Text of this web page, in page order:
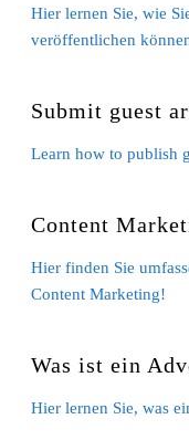
Hier lernen Sie, wie
veröffentlichen
Submit guest
Learn how to publish
Content
Hier finden Sie
Content Marketing!
Was ist ein
Hier lernen Sie, was